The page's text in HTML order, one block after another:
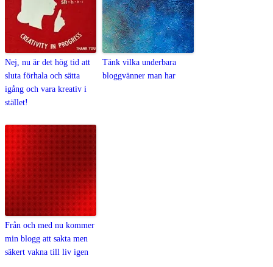
Nej, nu är det hög tid att
sluta förhala och sätta
igång och vara kreativ i
stället!
Tänk vilka underbara
bloggvänner man har
Från och med nu kommer
min blogg att sakta men
säkert vakna till liv igen